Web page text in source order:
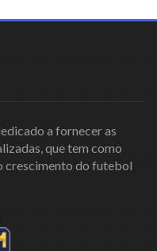
a fornecer as
que tem como
crescimento do futebol